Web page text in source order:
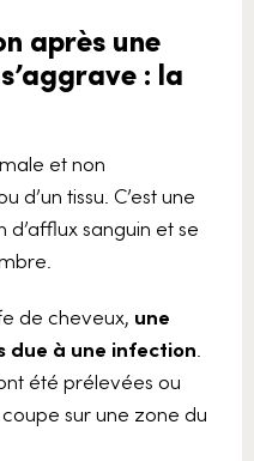
après une
: la
et non
d’un tissu. C’est une
sanguin et se
de cheveux, une
due à une infection.
été prélevées ou
sur une zone du